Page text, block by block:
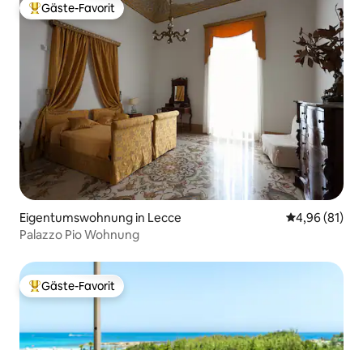
Beliebter Gäste-Favorit.
Gäste-Favorit
Eigentumswohnung in Lecce
4,96 (81)
Palazzo Pio Wohnung
Beliebter Gäste-Favorit.
Gäste-Favorit